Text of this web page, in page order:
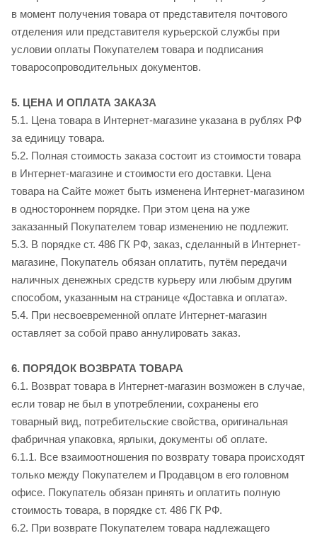
в момент получения товара от представителя почтового
отделения или представителя курьерской службы при
условии оплаты Покупателем товара и подписания
товаросопроводительных документов.
5. ЦЕНА И ОПЛАТА ЗАКАЗА
5.1. Цена товара в Интернет-магазине указана в рублях РФ
за единицу товара.
5.2. Полная стоимость заказа состоит из стоимости товара
в Интернет-магазине и стоимости его доставки. Цена
товара на Сайте может быть изменена Интернет-магазином
в одностороннем порядке. При этом цена на уже
заказанный Покупателем товар изменению не подлежит.
5.3. В порядке ст. 486 ГК РФ, заказ, сделанный в Интернет-
магазине, Покупатель обязан оплатить, путём передачи
наличных денежных средств курьеру или любым другим
способом, указанным на странице «Доставка и оплата».
5.4. При несвоевременной оплате Интернет-магазин
оставляет за собой право аннулировать заказ.
6. ПОРЯДОК ВОЗВРАТА ТОВАРА
6.1. Возврат товара в Интернет-магазин возможен в случае,
если товар не был в употреблении, сохранены его
товарный вид, потребительские свойства, оригинальная
фабричная упаковка, ярлыки, документы об оплате.
6.1.1. Все взаимоотношения по возврату товара происходят
только между Покупателем и Продавцом в его головном
офисе. Покупатель обязан принять и оплатить полную
стоимость товара, в порядке ст. 486 ГК РФ.
6.2. При возврате Покупателем товара надлежащего